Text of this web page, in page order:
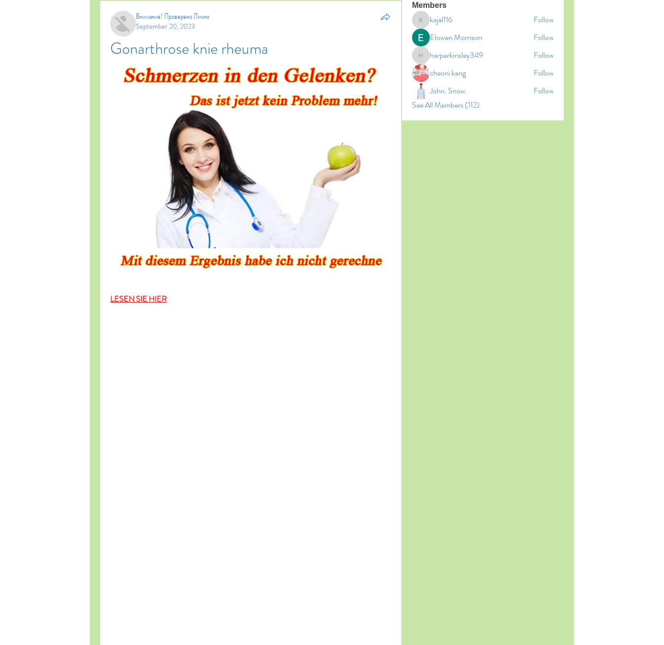
Внимание! Проверено Лично
September 20, 2023
Gonarthrose knie rheuma
LESEN SIE HIER
Members
kajal116
kajal116
Follow
Elowen Morrison
Follow
harperkinsley349
harperkinsley349
Follow
cheoni kang
Follow
John. Snow.
Follow
See All Members (112)